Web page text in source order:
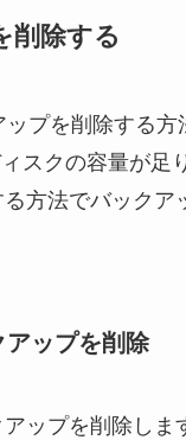
削除する
プを削除する方
スクの容量が足
方法でバックア
ップを削除
ップを削除しま